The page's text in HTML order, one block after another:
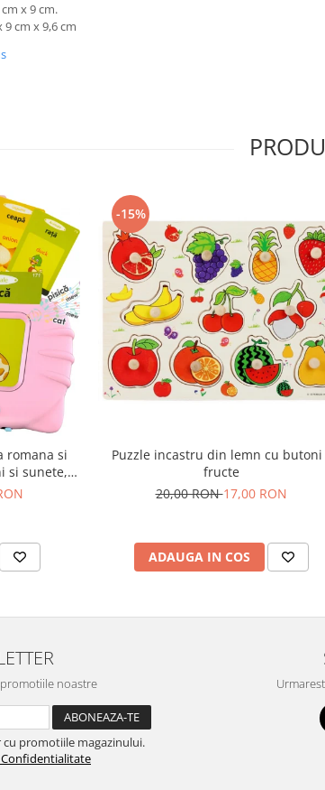
x 9 cm.
cm x 9,6 cm
romana si
si sunete,
-15%
Puzzle incastru din lemn cu butoni
fructe
20,00 RON17,00 RON
ADAUGA IN COS
noastre
promotiile magazinului.